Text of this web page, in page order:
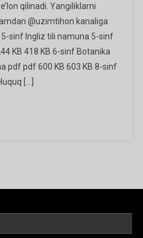
qilinadi. Yangiliklarni
@uzimtihon kanaliga
sinf Ingliz tili namuna 5-sinf
KB 418 KB 6-sinf Botanika
pdf pdf 600 KB 603 KB 8-sinf
[…]